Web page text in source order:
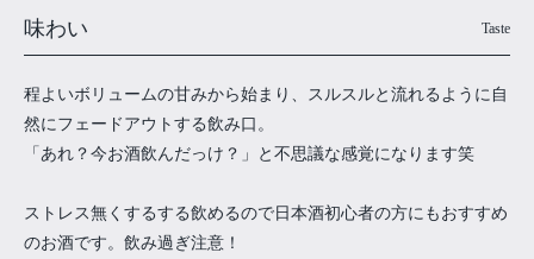
味わい Taste
程よいボリュームの甘みから始まり、スルスルと流れるように自
然にフェードアウトする飲み口。
「あれ？今お酒飲んだっけ？」と不思議な感覚になります笑
ストレス無くするする飲めるので日本酒初心者の方にもおすすめ
のお酒です。飲み過ぎ注意！